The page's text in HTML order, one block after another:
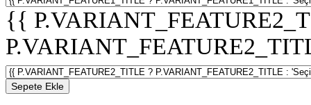
{{
Sepete Ekle